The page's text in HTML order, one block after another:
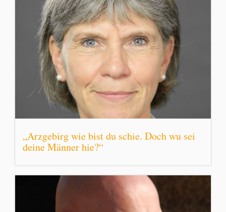
„Arzgebirg wie bist du schie. Doch wu sei
deine Männer hie?“